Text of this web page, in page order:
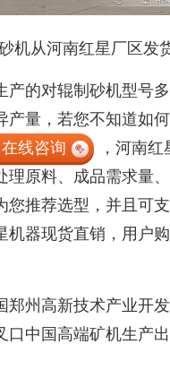
机从河南红星厂区发
产的对辊制砂机型号
产量，若您不知道如何
在线咨询
，河南
理原料、成品需求量
您推荐选型，并且可
机器现货直销，用户
郑州高新技术产业开
口中国高端矿机生产